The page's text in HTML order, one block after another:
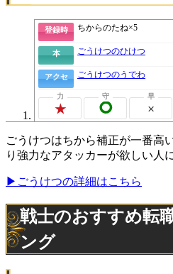
登録時 ちからのたね×5
本 ごうけつのひけつ
アクセ ごうけつのうでわ
★ ◯ ×
ごうけつはちから補正が一番高
り強力なアタッカーが欲しい人
▶ごうけつの詳細はこちら
戦士のおすすめ転
ング